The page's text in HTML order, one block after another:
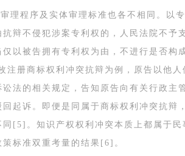
理程序及实体审理标准也各不相同。以
辩不侵犯涉案专利权的，人民法院不予
以被告拥有专利权为由，不进行是否构
册商标权利冲突抗辩为例，原告以他
法的相关规定，告知原告向有关行政主
起诉。即便是同属于商标权利冲突抗辩
[5]。知识产权权利冲突本质上都属于
标准双重考量的结果[6]。